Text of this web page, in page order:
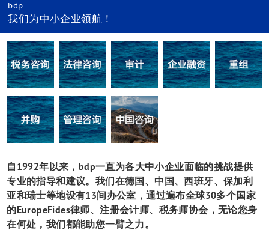
审计及审计相关服务
企业融资与财务规划
企业重组及重組意见
并购及企业接班人
管理咨询
中国咨询
企业设立
簿记
审计
税务咨询
中德并购
企业融资
工业服务
入境投资
核心团队
bdp
我们为中小企业领航！
自1992年以来，bdp一直为各大中小企业面临的挑战提供
专业的指导和建议。我们在德国、中国、西班牙、保加利
亚和瑞士等地设有13间办公室，通过遍布全球30多个国家
的EuropeFides律师、注册会计师、税务师协会，无论您身
在何处，我们都能助您一臂之力。